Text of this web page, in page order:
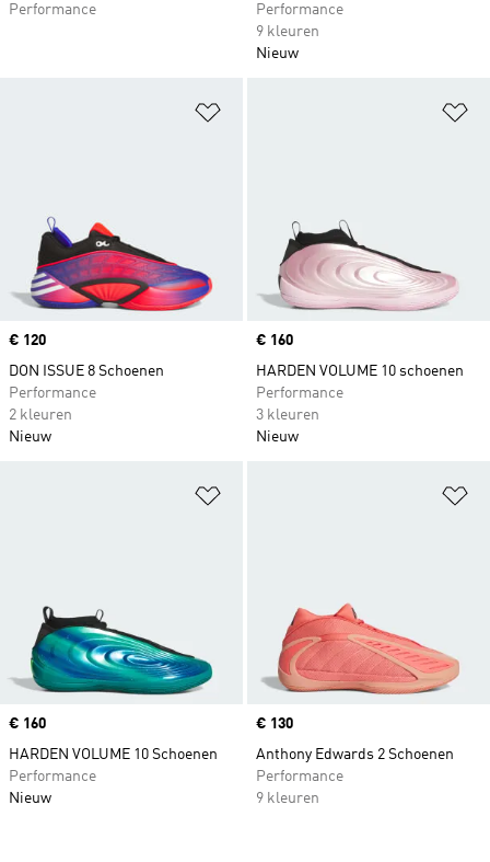
Performance
Performance
9 kleuren
Nieuw
Price
€ 120
DON ISSUE 8 Schoenen
Performance
2 kleuren
Nieuw
Price
€ 160
HARDEN VOLUME 10 schoenen
Performance
3 kleuren
Nieuw
Price
€ 160
HARDEN VOLUME 10 Schoenen
Performance
Nieuw
Price
€ 130
Anthony Edwards 2 Schoenen
Performance
9 kleuren